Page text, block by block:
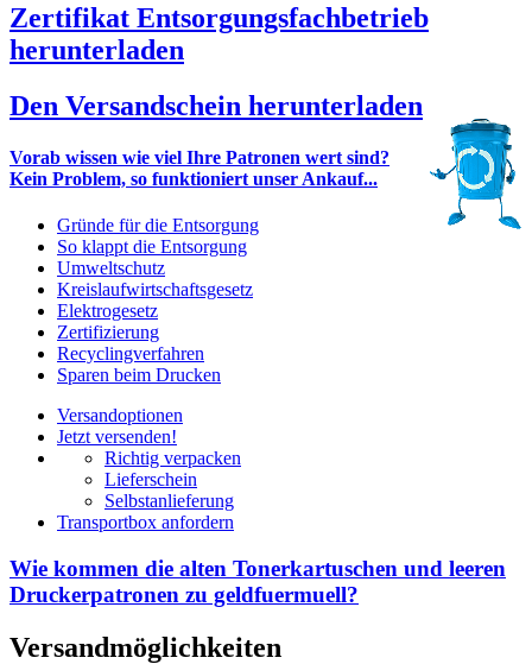
Zertifikat Entsorgungsfachbetrieb
herunterladen
Den Versandschein herunterladen
Vorab wissen wie viel Ihre Patronen wert sind?
Kein Problem, so funktioniert unser Ankauf...
Gründe für die Entsorgung
So klappt die Entsorgung
Umweltschutz
Kreislaufwirtschaftsgesetz
Elektrogesetz
Zertifizierung
Recyclingverfahren
Sparen beim Drucken
Versandoptionen
Jetzt versenden!
Richtig verpacken
Lieferschein
Selbstanlieferung
Transportbox anfordern
Wie kommen die alten Tonerkartuschen und leeren
Druckerpatronen zu geldfuermuell?
Versandmöglichkeiten